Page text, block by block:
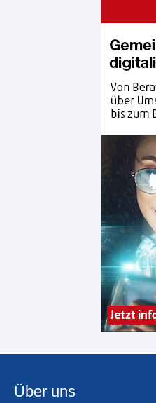
Über uns